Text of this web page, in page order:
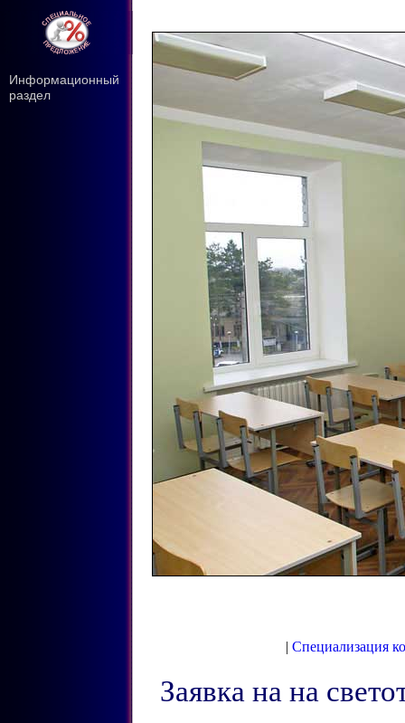
|Специализация
Заявка на на
Информационный
раздел